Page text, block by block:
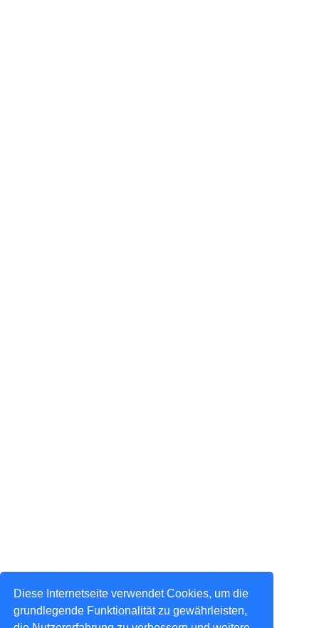
Diese Internetseite verwendet Cookies, um die
grundlegende Funktionalität zu gewährleisten,